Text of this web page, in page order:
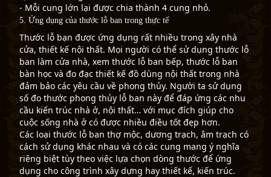
- Mỗi cung lớn lại được chia thành 4 cung nhỏ.
5. Ứng dụng của thước lỗ ban trong thực tế
Thước lỗ bạn được ứng dụng rất nhiều trong xây nhà
cửa, thiết kế nội thất. Mọi người có thể sử dụng thước lỗ
ban làm cửa nhà, xem thước lỗ ban bếp, thước lỗ ban
bàn học và đo đạc thiết kế đồ dùng nội thất trong nhà
đảm bảo các yêu cầu về phong thủy. Người ta sử dụng
số đo thước phong thủy lỗ ban này để đáp ứng các nhu
cầu kiến trúc nhà ở, nội thất… với mục đích giúp cho
cuộc sống nhà ở có được nhiều điều tốt đẹp hơn.
Các loại thước lỗ ban thợ mộc, dương trạch, âm trạch có
cách sử dụng khác nhau và có các cung mang ý nghĩa
riêng biệt tùy theo việc lựa chọn dòng thước để ứng
dụng cho công trình xây dựng hay thiết kế, kiến trúc.